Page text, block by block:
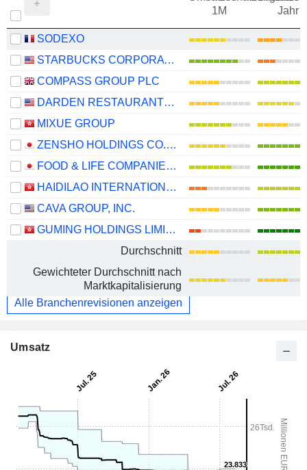
1M
Jahr
SODEXO
STARBUCKS CORPORATION
COMPASS GROUP PLC
DARDEN RESTAURANTS, INC.
MIXUE GROUP
ZENSHO HOLDINGS CO., LTD.
FOOD & LIFE COMPANIES LTD.
HAIDILAO INTERNATIONAL HOLDING LTD.
CAVA GROUP, INC.
GUMING HOLDINGS LIMITED
Durchschnitt
Gewichteter Durchschnitt nach
Marktkapitalisierung
Alle Branchenrevisionen anzeigen
Umsatz